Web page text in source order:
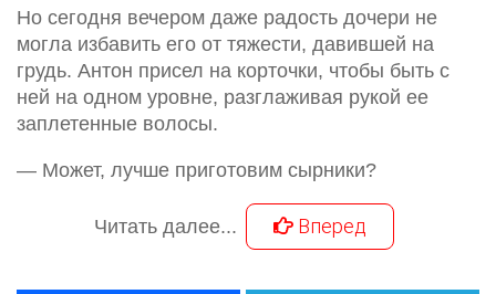
Но сегодня вечером даже радость дочери не
могла избавить его от тяжести, давившей на
грудь. Антон присел на корточки, чтобы быть с
ней на одном уровне, разглаживая рукой ее
заплетенные волосы.
— Может, лучше приготовим сырники?
Читать далее... Вперед